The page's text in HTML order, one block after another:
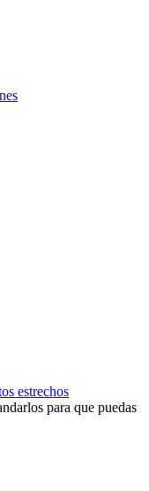
estrechos
para que puedas